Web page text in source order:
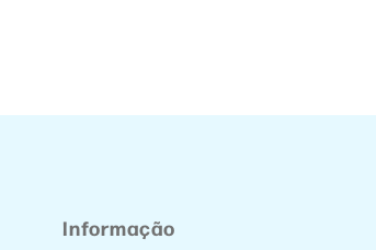
Informação